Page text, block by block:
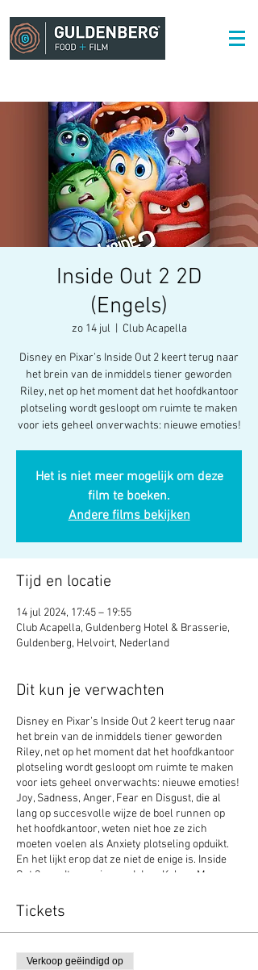
Inside Out 2 2D
(Engels)
zo 14 jul Club Acapella
Disney en Pixar’s Inside Out 2 keert terug naar
het brein van de inmiddels tiener geworden
Riley, net op het moment dat het hoofdkantoor
plotseling wordt gesloopt om ruimte te maken
voor iets geheel onverwachts: nieuwe emoties!
Het is niet meer mogelijk om deze
film te boeken.
Andere films bekijken
Tijd en locatie
14 jul 2024, 17:45 – 19:55
Club Acapella, Guldenberg Hotel & Brasserie,
Guldenberg, Helvoirt, Nederland
Dit kun je verwachten
Disney en Pixar’s Inside Out 2 keert terug naar
het brein van de inmiddels tiener geworden
Riley, net op het moment dat het hoofdkantoor
plotseling wordt gesloopt om ruimte te maken
voor iets geheel onverwachts: nieuwe emoties!
Joy, Sadness, Anger, Fear en Disgust, die al
lang op succesvolle wijze de boel runnen op
het hoofdkantoor, weten niet hoe ze zich
moeten voelen als Anxiety plotseling opduikt.
En het lijkt erop dat ze niet de enige is. Inside
Out 2 wordt geregisseerd door Kelsey Mann en
Tickets
Verkoop geëindigd op